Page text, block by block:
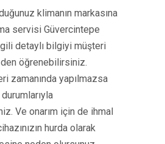
klimanın markasına
servisi Güvercintepe
detaylı bilgiyi müşteri
öğrenebilirsiniz.
zamanında yapılmazsa
Ve onarım için de ihmal
hurda olarak